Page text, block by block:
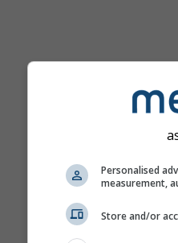
Personalised
measurement,
Store and/or